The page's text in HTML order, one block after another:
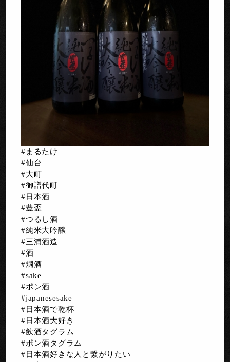
#まるたけ
#仙台
#大町
#御譜代町
#日本酒
#豊盃
#つるし酒
#純米大吟醸
#三浦酒造
#酒
#燗酒
#sake
#ポン酒
#japanesesake
#日本酒で乾杯
#日本酒大好き
#飲酒タグラム
#ポン酒タグラム
#日本酒好きな人と繋がりたい